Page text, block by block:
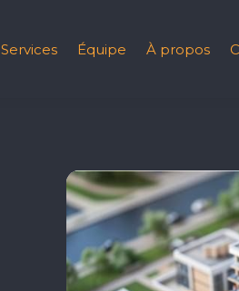
Services Équipe À propos